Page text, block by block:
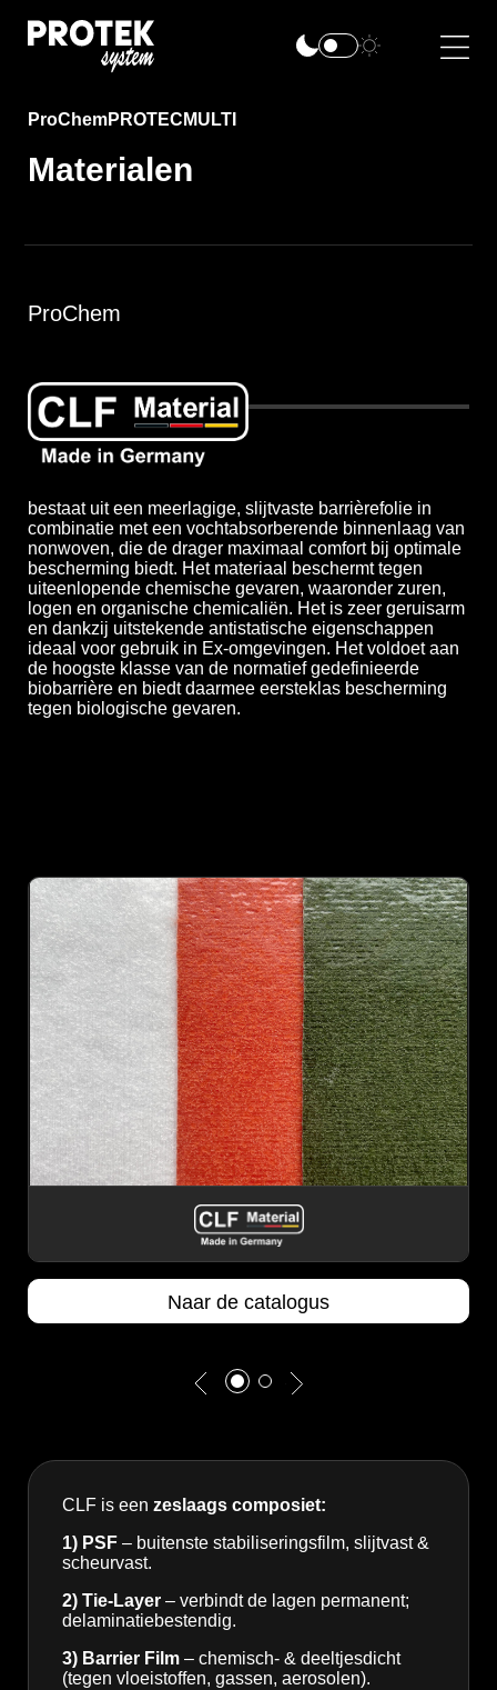
Materialen
ProChemPROTEC MULTI
ProChem
bestaat uit een meerlagige, slijtvaste barrièrefolie in
combinatie met een vochtabsorberende binnenlaag van
nonwoven, die de drager maximaal comfort bij optimale
bescherming biedt. Het materiaal beschermt tegen
uiteenlopende chemische gevaren, waaronder zuren,
logen en organische chemicaliën. Het is zeer geruisarm
en dankzij uitstekende antistatische eigenschappen
ideaal voor gebruik in Ex-omgevingen. Het voldoet aan
de hoogste klasse van de normatief gedefinieerde
biobarrière en biedt daarmee eersteklas bescherming
tegen biologische gevaren.
CLF is een zeslaags composiet:
1) PSF – buitenste stabiliseringsfilm, slijtvast &
scheurvast.
2) Tie-Layer – verbindt de lagen permanent;
delaminatie­bestendig.
3) Barrier Film – chemisch- & deeltjesdicht
(tegen vloeistoffen, gassen, aerosolen).